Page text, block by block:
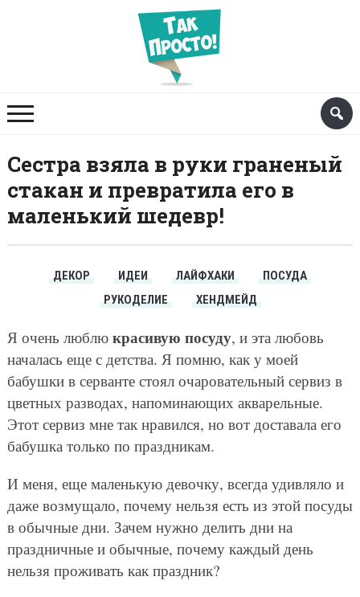
Сестра взяла в руки граненый
стакан и превратила его в
маленький шедевр!
ДЕКОР ИДЕИ ЛАЙФХАКИ
ПОСУДА
РУКОДЕЛИЕ
ХЕНДМЕЙД
Я очень люблю красивую посуду, и эта любовь
началась еще с детства. Я помню, как у моей
бабушки в серванте стоял очаровательный сервиз в
цветных разводах, напоминающих акварельные.
Этот сервиз мне так нравился, но вот доставала его
бабушка только по праздникам.
И меня, еще маленькую девочку, всегда удивляло и
даже возмущало, почему нельзя есть из этой посуды
в обычные дни. Зачем нужно делить дни на
праздничные и обычные, почему каждый день
нельзя проживать как праздник?